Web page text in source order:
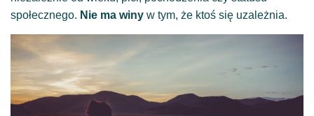
społecznego. Nie ma winy w tym, że ktoś się uzależnia.